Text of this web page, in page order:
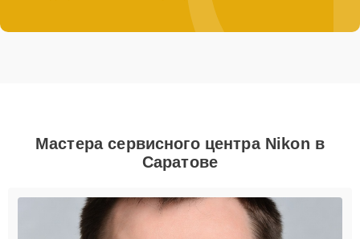
Мастера сервисного центра Nikon в
Саратове